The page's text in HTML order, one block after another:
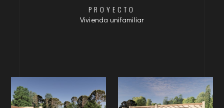
PROYECTO
Vivienda unifamiliar